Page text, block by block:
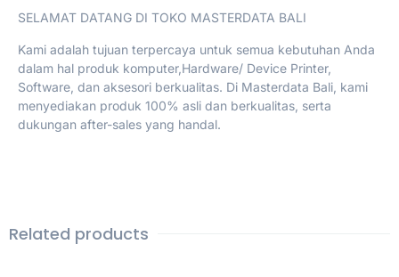
SELAMAT DATANG DI TOKO MASTERDATA BALI
Kami adalah tujuan terpercaya untuk semua kebutuhan Anda
dalam hal produk komputer,Hardware/ Device Printer,
Software, dan aksesori berkualitas. Di Masterdata Bali, kami
menyediakan produk 100% asli dan berkualitas, serta
dukungan after-sales yang handal.
Related products